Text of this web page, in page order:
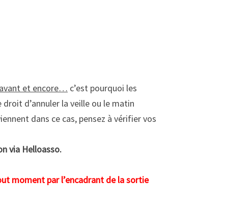
et encore… c’est pourquoi les
d’annuler la veille ou le matin
dans ce cas, pensez à vérifier vos
via Helloasso.
moment par l’encadrant de la sortie